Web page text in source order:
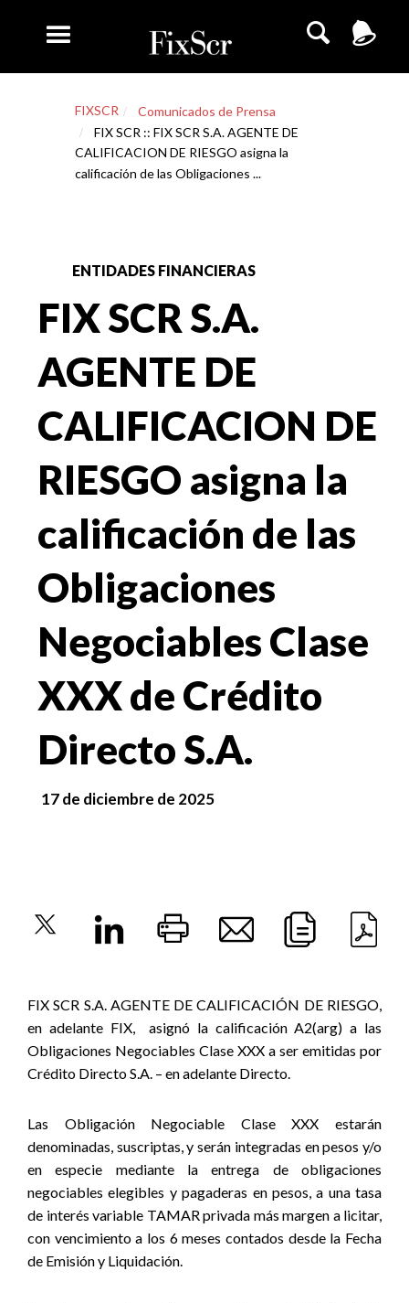
FIXSCR
Comunicados de Prensa
FIX SCR :: FIX SCR S.A. AGENTE DE
CALIFICACION DE RIESGO asigna la
calificación de las Obligaciones ...
ENTIDADES FINANCIERAS
FIX SCR S.A.
AGENTE DE
CALIFICACION DE
RIESGO asigna la
calificación de las
Obligaciones
Negociables Clase
XXX de Crédito
Directo S.A.
17 de diciembre de 2025
FIX SCR S.A. AGENTE DE CALIFICACIÓN DE RIESGO,
en adelante FIX,asignó la calificación A2(arg) a las
Obligaciones Negociables Clase XXX a ser emitidas por
Crédito Directo S.A. – en adelante Directo.
Las Obligación Negociable Clase XXX estarán
denominadas, suscriptas, y serán integradas en pesos y/o
en especie mediante la entrega de obligaciones
negociables elegibles y pagaderas en pesos, a una tasa
de interés variable TAMAR privada más margen a licitar,
con vencimiento a los 6 meses contados desde la Fecha
de Emisión y Liquidación.